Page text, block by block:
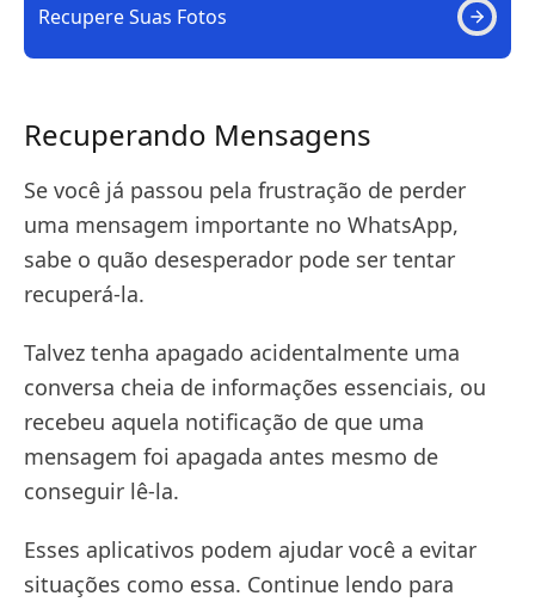
Recupere Suas Fotos
Recuperando Mensagens
Se você já passou pela frustração de perder
uma mensagem importante no WhatsApp,
sabe o quão desesperador pode ser tentar
recuperá-la.
Talvez tenha apagado acidentalmente uma
conversa cheia de informações essenciais, ou
recebeu aquela notificação de que uma
mensagem foi apagada antes mesmo de
conseguir lê-la.
Esses aplicativos podem ajudar você a evitar
situações como essa. Continue lendo para